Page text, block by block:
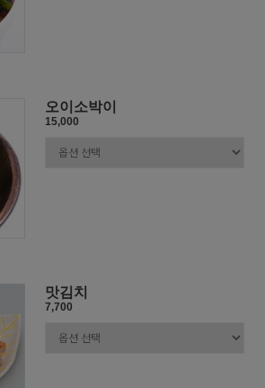
오이소박이
15,000
맛김치
7,700